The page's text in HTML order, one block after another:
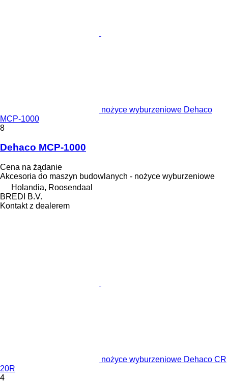
nożyce wyburzeniowe Dehaco
MCP-1000
8
Dehaco MCP-1000
Cena na żądanie
Akcesoria do maszyn budowlanych - nożyce wyburzeniowe
Holandia, Roosendaal
BREDI B.V.
Kontakt z dealerem
nożyce wyburzeniowe Dehaco CR
20R
4